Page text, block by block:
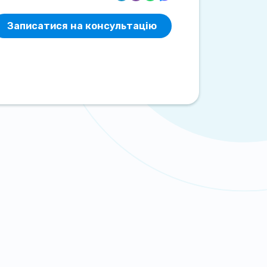
Записатися на консультацію